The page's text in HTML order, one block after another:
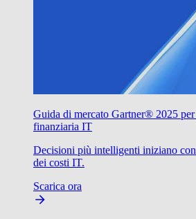
Guida di mercato Gartner® 2025
finanziaria IT
Decisioni più intelligenti iniziano con
dei costi IT.
Scarica ora